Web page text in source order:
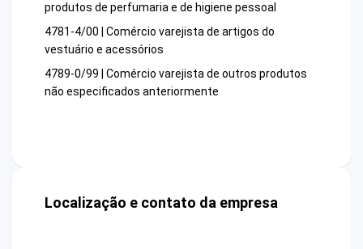
produtos de perfumaria e de higiene pessoal
4781-4/00 | Comércio varejista de artigos do
vestuário e acessórios
4789-0/99 | Comércio varejista de outros produtos
não especificados anteriormente
Localização e contato da empresa